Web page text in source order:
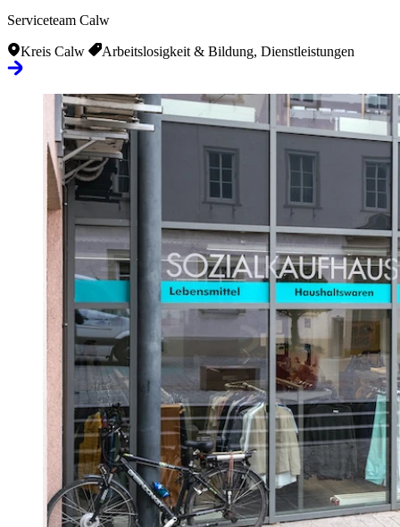
Serviceteam Calw
Kreis Calw Arbeitslosigkeit & Bildung, Dienstleistungen